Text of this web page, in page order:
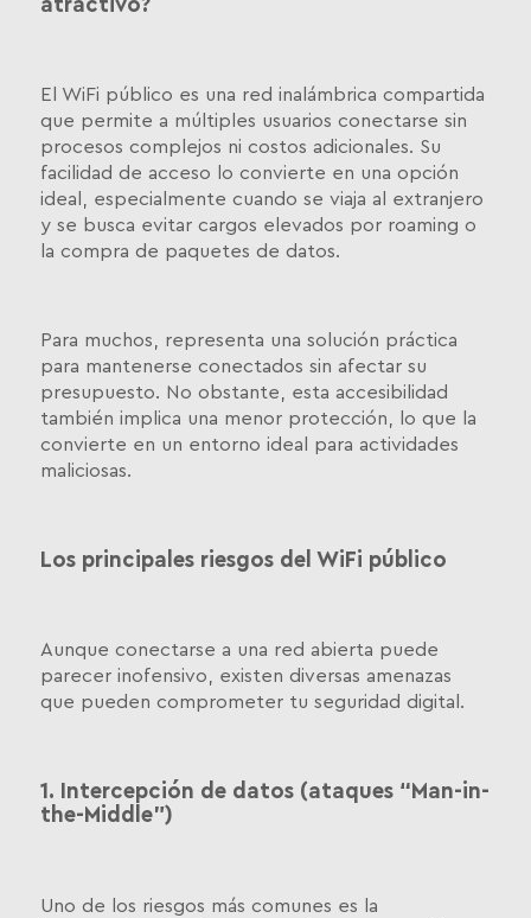
atractivo?
El WiFi público es una red inalámbrica compartida
que permite a múltiples usuarios conectarse sin
procesos complejos ni costos adicionales. Su
facilidad de acceso lo convierte en una opción
ideal, especialmente cuando se viaja al extranjero
y se busca evitar cargos elevados por roaming o
la compra de paquetes de datos.
Para muchos, representa una solución práctica
para mantenerse conectados sin afectar su
presupuesto. No obstante, esta accesibilidad
también implica una menor protección, lo que la
convierte en un entorno ideal para actividades
maliciosas.
Los principales riesgos del WiFi público
Aunque conectarse a una red abierta puede
parecer inofensivo, existen diversas amenazas
que pueden comprometer tu seguridad digital.
1. Intercepción de datos (ataques “Man-in-
the-Middle”)
Uno de los riesgos más comunes es la